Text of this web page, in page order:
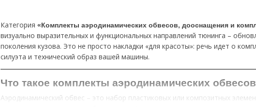
Категория «Комплекты аэродинамических обвесов, дооснащения и
визуально выразительных и функциональных направлений тюнинга –
поколения кузова. Это не просто накладки «для красоты»: речь идет о
силуэта и технический образ вашей машины.
Что такое комплекты аэродинамических обвесов
Аэродинамический обвес – это набор пластиковых или композитных